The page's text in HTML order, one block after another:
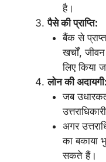
है।
पैसे की प्राप्ति:
बैंक से
खर्चों,
लिए किया
लोन की अदायगी:
जब
अगर
का बकाया
सकते हैं।